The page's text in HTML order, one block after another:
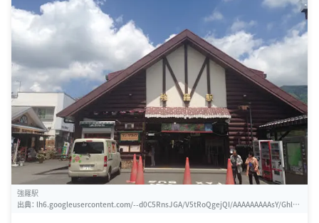
強羅駅
出典： lh6.googleusercontent.com/--d0C5RnsJGA/V5tRoQgejQI/AAAAAAAAAsY/Ghlrw